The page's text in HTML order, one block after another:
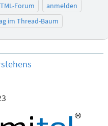
Forum
anmelden
im Thread-Baum